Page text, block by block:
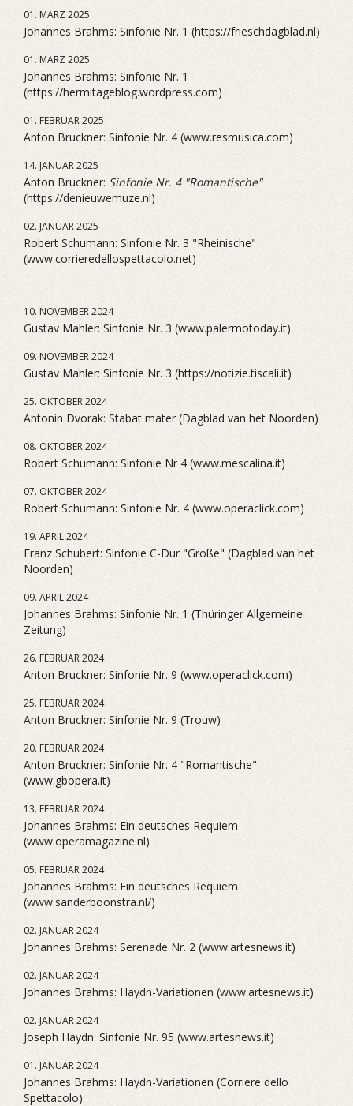
01. MÄRZ 2025
Johannes Brahms: Sinfonie Nr. 1 (https://frieschdagblad.nl)
01. MÄRZ 2025
Johannes Brahms: Sinfonie Nr. 1
(https://hermitageblog.wordpress.com)
01. FEBRUAR 2025
Anton Bruckner: Sinfonie Nr. 4 (www.resmusica.com)
14. JANUAR 2025
Anton Bruckner: Sinfonie Nr. 4 "Romantische"
(https://denieuwemuze.nl)
02. JANUAR 2025
Robert Schumann: Sinfonie Nr. 3 "Rheinische"
(www.corrieredellospettacolo.net)
10. NOVEMBER 2024
Gustav Mahler: Sinfonie Nr. 3 (www.palermotoday.it)
09. NOVEMBER 2024
Gustav Mahler: Sinfonie Nr. 3 (https://notizie.tiscali.it)
25. OKTOBER 2024
Antonin Dvorak: Stabat mater (Dagblad van het Noorden)
08. OKTOBER 2024
Robert Schumann: Sinfonie Nr 4 (www.mescalina.it)
07. OKTOBER 2024
Robert Schumann: Sinfonie Nr. 4 (www.operaclick.com)
19. APRIL 2024
Franz Schubert: Sinfonie C-Dur "Große" (Dagblad van het
Noorden)
09. APRIL 2024
Johannes Brahms: Sinfonie Nr. 1 (Thüringer Allgemeine
Zeitung)
26. FEBRUAR 2024
Anton Bruckner: Sinfonie Nr. 9 (www.operaclick.com)
25. FEBRUAR 2024
Anton Bruckner: Sinfonie Nr. 9 (Trouw)
20. FEBRUAR 2024
Anton Bruckner: Sinfonie Nr. 4 "Romantische"
(www.gbopera.it)
13. FEBRUAR 2024
Johannes Brahms: Ein deutsches Requiem
(www.operamagazine.nl)
05. FEBRUAR 2024
Johannes Brahms: Ein deutsches Requiem
(www.sanderboonstra.nl/)
02. JANUAR 2024
Johannes Brahms: Serenade Nr. 2 (www.artesnews.it)
02. JANUAR 2024
Johannes Brahms: Haydn-Variationen (www.artesnews.it)
02. JANUAR 2024
Joseph Haydn: Sinfonie Nr. 95 (www.artesnews.it)
01. JANUAR 2024
Johannes Brahms: Haydn-Variationen (Corriere dello
Spettacolo)